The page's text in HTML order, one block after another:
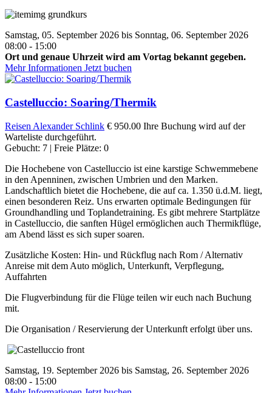
Samstag, 05. September 2026 bis Sonntag, 06. September 2026
08:00 - 15:00
Ort und genaue Uhrzeit wird am Vortag bekannt gegeben.
Mehr Informationen Jetzt buchen
Castelluccio: Soaring/Thermik
Reisen Alexander Schlink € 950.00 Ihre Buchung wird auf der
Warteliste durchgeführt.
Gebucht: 7 | Freie Plätze: 0
Die Hochebene von Castelluccio ist eine karstige Schwemmebene
in den Apenninen, zwischen Umbrien und den Marken.
Landschaftlich bietet die Hochebene, die auf ca. 1.350 ü.d.M. liegt,
einen besonderen Reiz. Uns erwarten optimale Bedingungen für
Groundhandling und Toplandetraining. Es gibt mehrere Startplätze
in Castelluccio, die sanften Hügel ermöglichen auch Thermikflüge,
am Abend lässt es sich super soaren.
Zusätzliche Kosten: Hin- und Rückflug nach Rom / Alternativ
Anreise mit dem Auto möglich, Unterkunft, Verpflegung,
Auffahrten
Die Flugverbindung für die Flüge teilen wir euch nach Buchung
mit.
Die Organisation / Reservierung der Unterkunft erfolgt über uns.
Samstag, 19. September 2026 bis Samstag, 26. September 2026
08:00 - 15:00